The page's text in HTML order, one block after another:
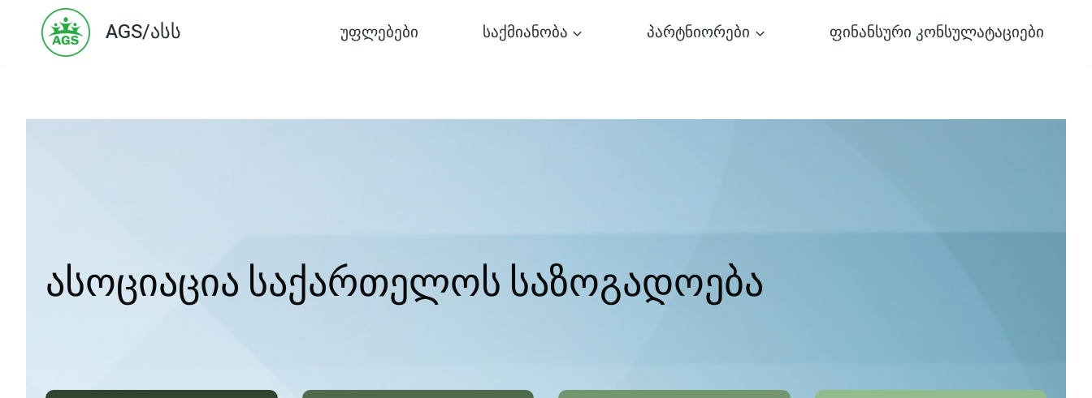
AGS/ასს უფლებები საქმიანობა პარტნიორები ფინანსური კონსულატაციები
ასოციაცია საქართელოს საზოგადოება